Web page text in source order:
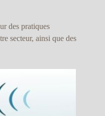
des pratiques
secteur, ainsi que des